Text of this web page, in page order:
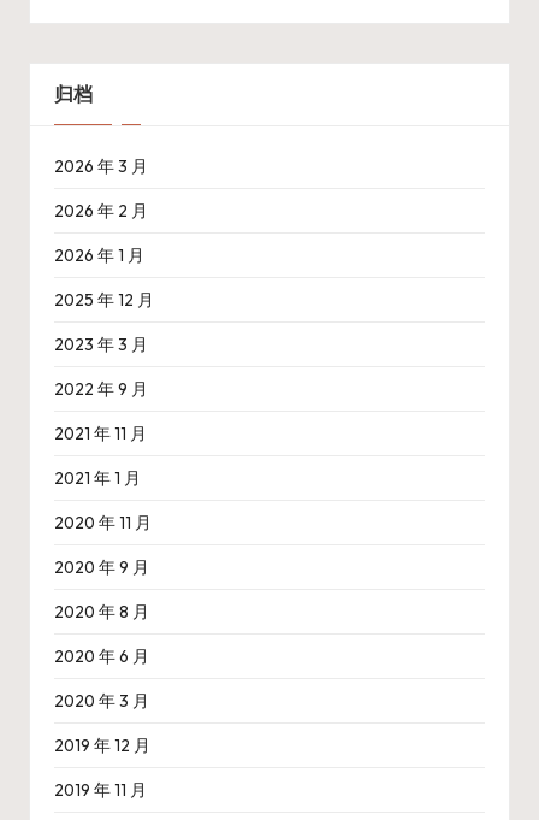
归档
2026 年 3 月
2026 年 2 月
2026 年 1 月
2025 年 12 月
2023 年 3 月
2022 年 9 月
2021 年 11 月
2021 年 1 月
2020 年 11 月
2020 年 9 月
2020 年 8 月
2020 年 6 月
2020 年 3 月
2019 年 12 月
2019 年 11 月